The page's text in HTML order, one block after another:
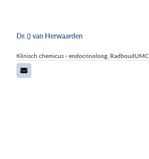
Dr. () van Herwaarden
Klinisch chemicus - endocrinoloog, RadboudUMC